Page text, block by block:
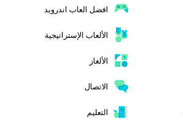
افضل العاب اندرويد
الألعاب الإستراتيجية
الألغاز
الاتصال
التعليم